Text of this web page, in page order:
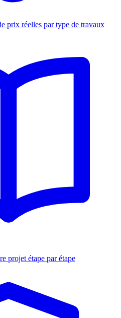
prix réelles par type de travaux
projet étape par étape